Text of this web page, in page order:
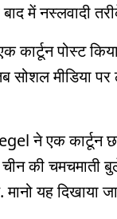
में नस्लवादी
कार्टून पोस्ट
मीडिया पर
ने एक कार्टून
की
यह दिखाया